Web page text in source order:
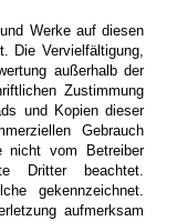
Werke auf diesen
Die Vervielfältigung,
außerhalb der
Zustimmung
und Kopien dieser
Gebrauch
nicht vom Betreiber
Dritter beachtet.
gekennzeichnet.
aufmerksam